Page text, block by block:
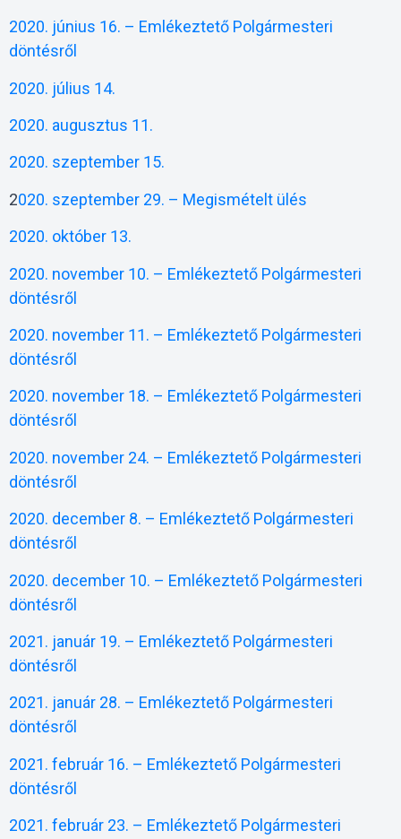
2020. június 16. – Emlékeztető Polgármesteri
döntésről
2020. július 14.
2020. augusztus 11.
2020. szeptember 15.
2020. szeptember 29. – Megismételt ülés
2020. október 13.
2020. november 10. – Emlékeztető Polgármesteri
döntésről
2020. november 11. – Emlékeztető Polgármesteri
döntésről
2020. november 18. – Emlékeztető Polgármesteri
döntésről
2020. november 24. – Emlékeztető Polgármesteri
döntésről
2020. december 8. – Emlékeztető Polgármesteri
döntésről
2020. december 10. – Emlékeztető Polgármesteri
döntésről
2021. január 19. – Emlékeztető Polgármesteri
döntésről
2021. január 28. – Emlékeztető Polgármesteri
döntésről
2021. február 16. – Emlékeztető Polgármesteri
döntésről
2021. február 23. – Emlékeztető Polgármesteri